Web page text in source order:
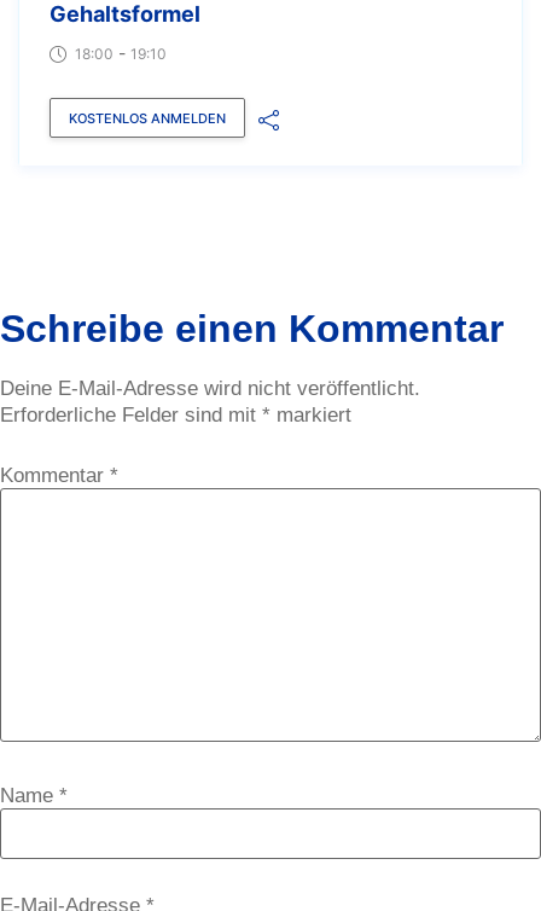
Gehaltsformel
18:00 - 19:10
KOSTENLOS ANMELDEN
Schreibe einen Kommentar
Deine E-Mail-Adresse wird nicht veröffentlicht.
Erforderliche Felder sind mit * markiert
Kommentar *
Name *
E-Mail-Adresse *